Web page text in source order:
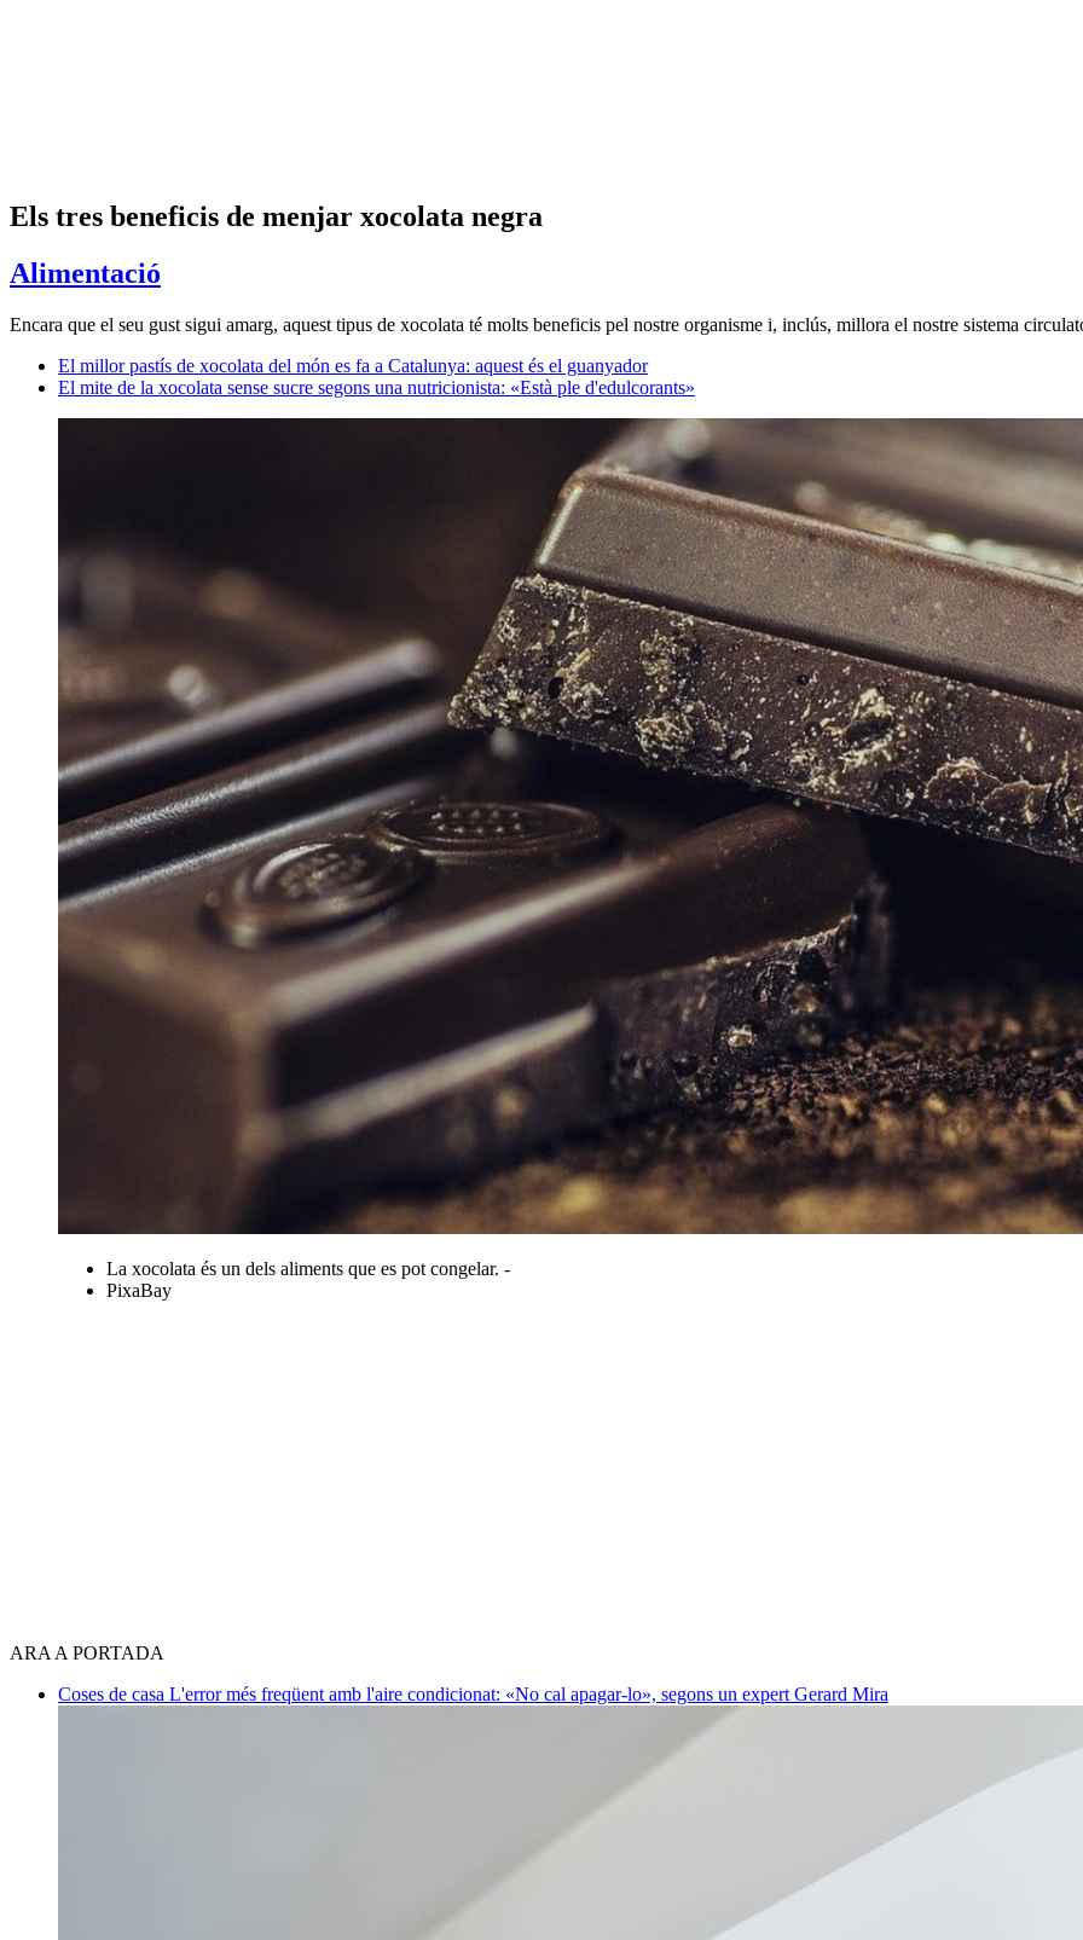
Els tres beneficis de menjar xocolata negra
Alimentació
Encara que el seu gust sigui amarg, aquest tipus de xocolata té molts beneficis pel nostre organisme i, inclús, millora el nostre sistema
El millor pastís de xocolata del món es fa a Catalunya: aquest és el guanyador
El mite de la xocolata sense sucre segons una nutricionista: «Està ple d'edulcorants»
La xocolata és un dels aliments que es pot congelar. -
PixaBay
ARA A PORTADA
Coses de casa L'error més freqüent amb l'aire condicionat: «No cal apagar-lo», segons un expert Gerard Mira